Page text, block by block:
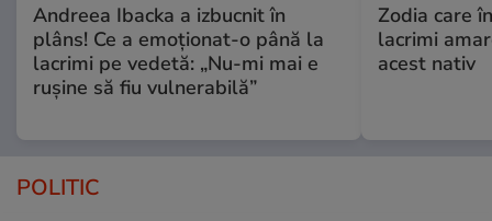
Andreea Ibacka a izbucnit în
plâns! Ce a emoționat-o până la
lacrimi pe vedetă: „Nu-mi mai e
rușine să fiu vulnerabilă”
Zodia care
lacrimi
acest nativ
POLITIC